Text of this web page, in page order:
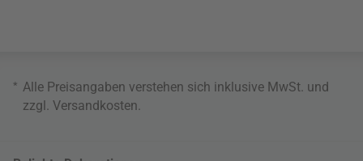
* Alle Preisangaben verstehen sich inklusive MwSt. und
zzgl. Versandkosten